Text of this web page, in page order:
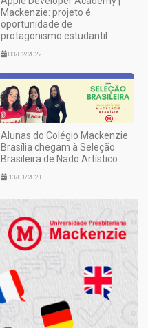
Mackenzie: projeto é
oportunidade de
protagonismo estudantil
03/02/2022
Alunas do Colégio Mackenzie
Brasília chegam à Seleção
Brasileira de Nado Artístico
13/01/2021